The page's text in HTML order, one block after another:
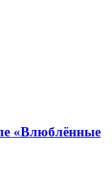
«Влюблённые